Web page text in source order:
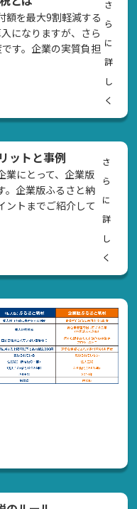
額を最大9割軽減する
になりますが、さら
す。企業の実質負担
さ
ら
に
詳
し
く
ットと事例
業にとって、企業版
。企業版ふるさと納
ントまでご紹介して
さ
ら
に
詳
し
く